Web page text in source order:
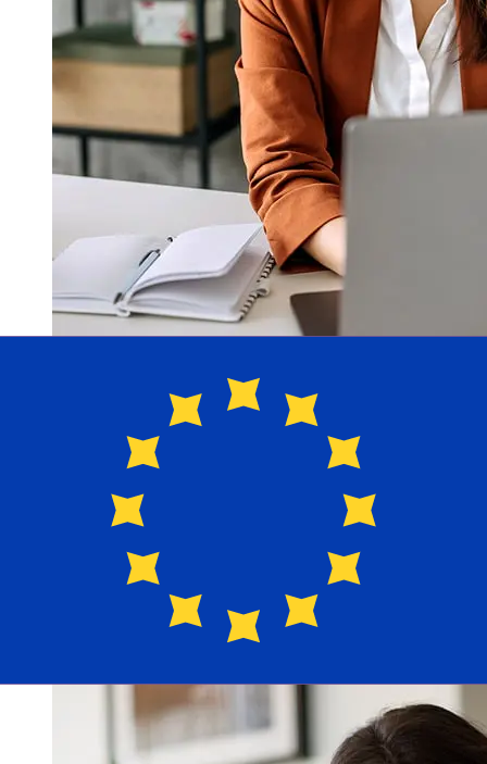
¿Qué tan rápido es un Arab Tunisian
Bank TND para EUR transferencia?
Los tiempos de entrega para transferencias
internacionales con Arab Tunisian Bank de Túnez a
Países Miembros del Euro varían según el método de
pago y el momento de la transacción. Normalmente, las
transferencias bancarias internacionales tardan entre 1
y 5 días laborables. Factores como los festivos
bancarios y los controles de seguridad también pueden
afectar la entrega. Comprueba los tiempos límite de
Arab Tunisian Bankpara evitar retrasos.